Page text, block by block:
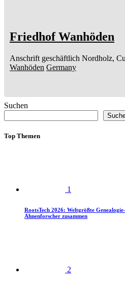
Friedhof Wanhöden
Anschrift geschäftlich Nordholz,
Wanhöden Germany
Suchen
Top Themen
1
RootsTech 2026: Weltgrößte
Ahnenforscher zusammen
2